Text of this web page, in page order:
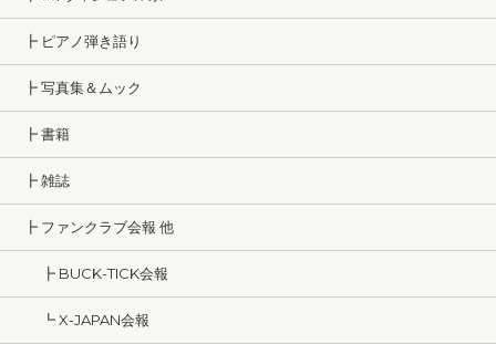
┣ ピアノ弾き語り
┣ 写真集＆ムック
┣ 書籍
┣ 雑誌
┣ ファンクラブ会報 他
┣ BUCK-TICK会報
┗ X-JAPAN会報